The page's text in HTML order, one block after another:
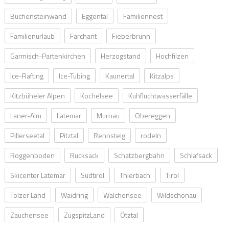
Buchensteinwand
Eggental
Familiennest
Familienurlaub
Farchant
Fieberbrunn
Garmisch-Partenkirchen
Herzogstand
Hochfilzen
Ice-Rafting
Ice-Tubing Kaunertal
Kitzalps
Kitzbüheler Alpen
Kochelsee
Kuhfluchtwasserfälle
Laner-Alm
Latemar Murnau
Obereggen
Pillerseetal
Pitztal Rennsteig
rodeln
Roggenboden
Rucksack Schatzbergbahn
Schlafsack
Skicenter Latemar
Südtirol Thierbach
Tirol
Tölzer Land
Waidring Walchensee
Wildschönau
Zauchensee
ZugspitzLand Ötztal